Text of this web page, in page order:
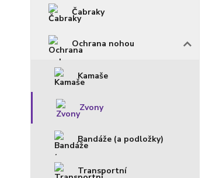
Čabraky
Ochrana nohou
Kamaše
Zvony
Bandáže (a podložky)
Transportní